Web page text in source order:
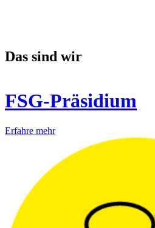
Das sind wir
FSG-Präsidium
Erfahre mehr